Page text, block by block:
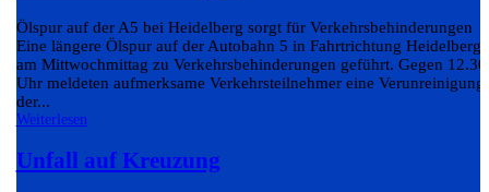
Ölspur auf der A5 bei Heidelberg sorgt für Verkehrsbehinderungen
Eine längere Ölspur auf der Autobahn 5 in Fahrtrichtung Heidelberg
am Mittwochmittag zu Verkehrsbehinderungen geführt. Gegen 12.30
Uhr meldeten aufmerksame Verkehrsteilnehmer eine Verunreinigung
der...
Weiterlesen
Unfall auf Kreuzung